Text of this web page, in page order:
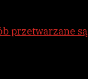
przetwarzane są